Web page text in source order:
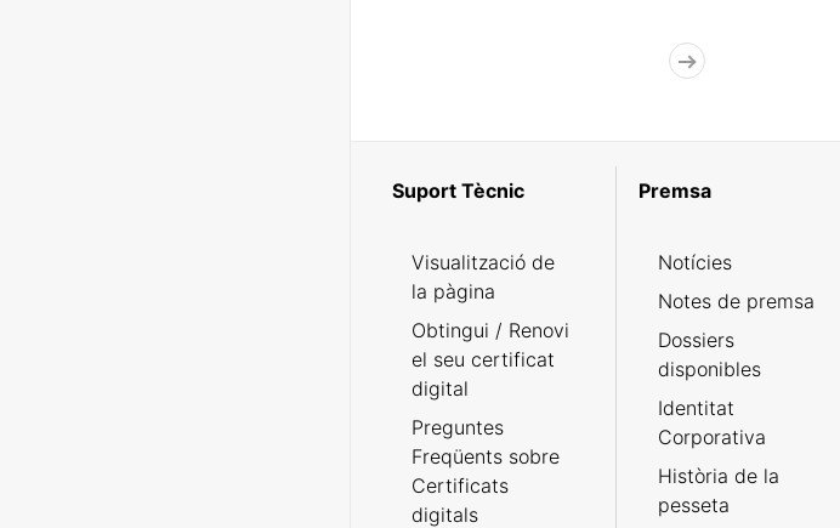
Suport Tècnic
Visualització de
la pàgina
Obtingui / Renovi
el seu certificat
digital
Preguntes
Freqüents sobre
Certificats
digitals
Premsa
Notícies
Notes de premsa
Dossiers
disponibles
Identitat
Corporativa
Història de la
pesseta